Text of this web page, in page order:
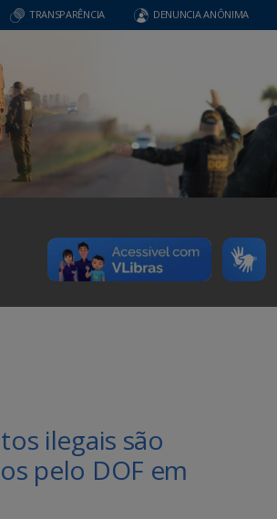
TRANSPARÊNCIA DENUNCIA ANÔNIMA
ilegais são
pelo DOF em